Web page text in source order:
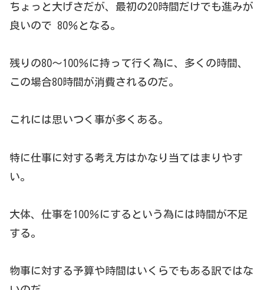
ちょっと大げさだが、最初の20時間だけでも進みが
良いので 80％となる。
残りの80～100％に持って行く為に、多くの時間、
この場合80時間が消費されるのだ。
これには思いつく事が多くある。
特に仕事に対する考え方はかなり当てはまりやす
い。
大体、仕事を100％にするという為には時間が不足
する。
物事に対する予算や時間はいくらでもある訳ではな